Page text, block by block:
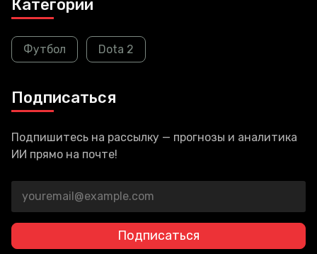
Категории
Футбол Dota 2
Подписаться
Подпишитесь на рассылку — прогнозы и аналитика
ИИ прямо на почте!
Подписаться